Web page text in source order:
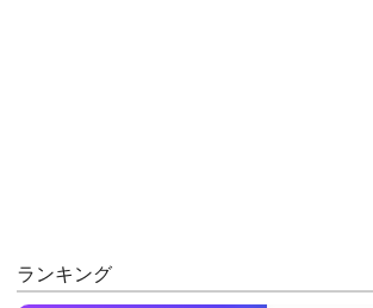
ランキング